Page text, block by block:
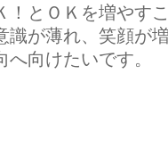
！とＯＫを増やす
識が薄れ、笑顔が
向けたいです。